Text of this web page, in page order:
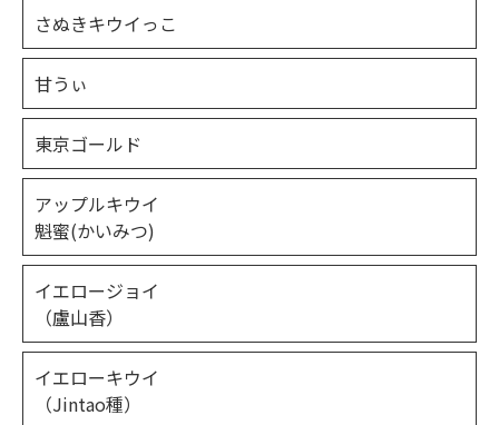
さぬきキウイっこ
甘うぃ
東京ゴールド
アップルキウイ
魁蜜(かいみつ)
イエロージョイ
（盧山香）
イエローキウイ
（Jintao種）